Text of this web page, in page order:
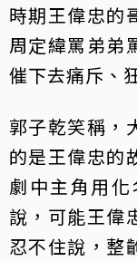
時期王偉忠的
周定緯罵弟弟
催下去痛斥、
郭子乾笑稱，
的是王偉忠的
劇中主角用
說，可能王偉
忍不住說，整